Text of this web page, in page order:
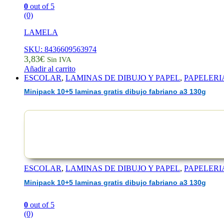
0 out of 5
(0)
LAMELA
SKU: 8436609563974
3,83€ Sin IVA
Añadir al carrito
ESCOLAR, LAMINAS DE DIBUJO Y PAPEL,
Minipack 10+5 laminas gratis dibujo fabriano a3 130g
ESCOLAR, LAMINAS DE DIBUJO Y PAPEL,
Minipack 10+5 laminas gratis dibujo fabriano a3 130g
0 out of 5
(0)